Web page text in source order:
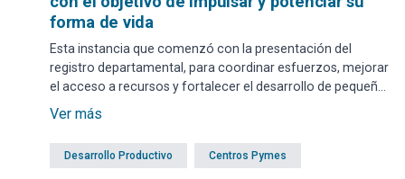
forma de vida
Esta instancia que comenzó con la presentación del
registro departamental, para coordinar esfuerzos, mejorar
el acceso a recursos y fortalecer el desarrollo de pequeñas
iniciativas productivas en el departamento; avanza con
Ver más
Desarrollo Productivo Centros Pymes